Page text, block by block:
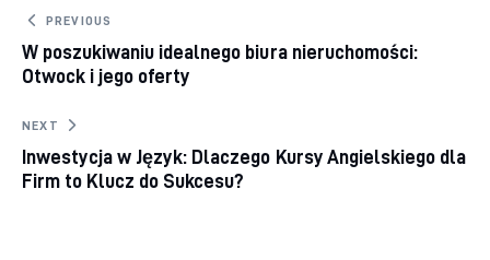
Nawigacja wpisu
PREVIOUS
W poszukiwaniu idealnego biura nieruchomości:
Otwock i jego oferty
NEXT
Inwestycja w Język: Dlaczego Kursy Angielskiego dla
Firm to Klucz do Sukcesu?